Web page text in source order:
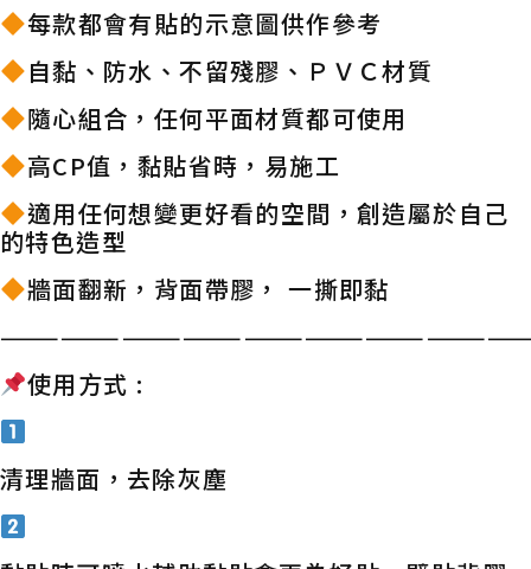
每款都會有貼的示意圖供作參考
自黏、防水、不留殘膠、ＰＶＣ材質
隨心組合，任何平面材質都可使用
高CP值，黏貼省時，易施工
適用任何想變更好看的空間，創造屬於自己
的特色造型
牆面翻新，背面帶膠， 一撕即黏
使用方式 :
清理牆面，去除灰塵